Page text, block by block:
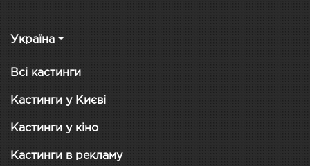
Україна
Всі кастинги
Кастинги у Києві
Кастинги у кіно
Кастинги в рекламу